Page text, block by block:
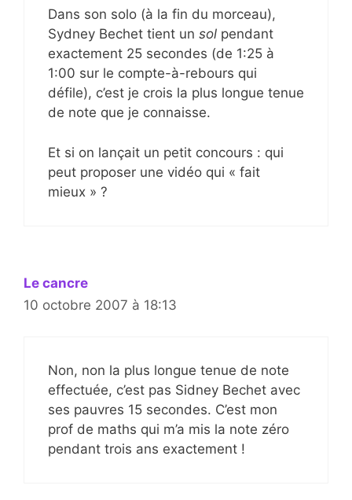
Dans son solo (à la fin du morceau),
Sydney Bechet tient un sol pendant
exactement 25 secondes (de 1:25 à
1:00 sur le compte-à-rebours qui
défile), c’est je crois la plus longue tenue
de note que je connaisse.
Et si on lançait un petit concours : qui
peut proposer une vidéo qui « fait
mieux » ?
Le cancre
10 octobre 2007 à 18:13
Non, non la plus longue tenue de note
effectuée, c’est pas Sidney Bechet avec
ses pauvres 15 secondes. C’est mon
prof de maths qui m’a mis la note zéro
pendant trois ans exactement !